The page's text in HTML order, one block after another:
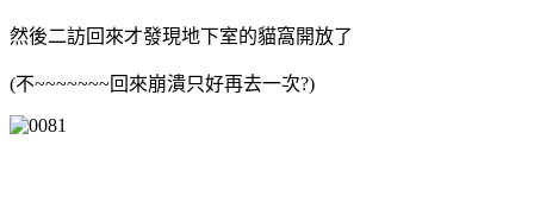
然後二訪回來才發現地下室的貓窩開放了
(不~~~~~~~回來崩潰只好再去一次?)